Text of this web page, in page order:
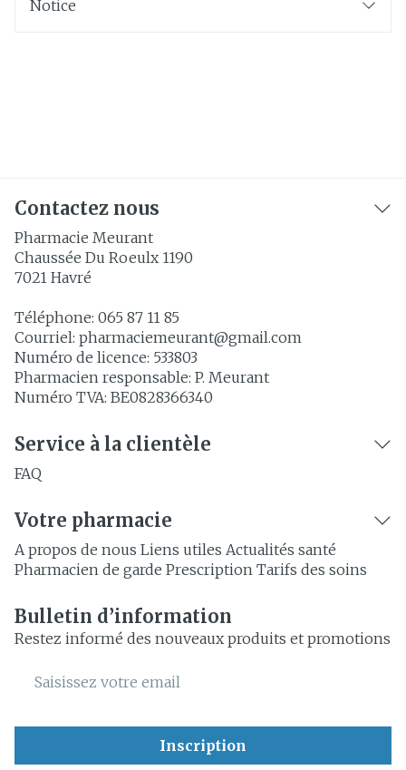
Notice
Contactez nous
Pharmacie Meurant
Chaussée Du Roeulx 1190
7021 Havré
Téléphone: 065 87 11 85
Courriel: pharmaciemeurant@gmail.com
Numéro de licence: 533803
Pharmacien responsable: P. Meurant
Numéro TVA: BE0828366340
Service à la clientèle
FAQ
Votre pharmacie
A propos de nous Liens utiles Actualités santé
Pharmacien de garde Prescription Tarifs des soins
Bulletin d’information
Restez informé des nouveaux produits et promotions
Adresse mail
Inscription